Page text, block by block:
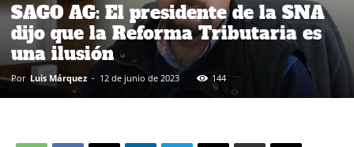
SAGO AG: El presidente de la SNA
dijo que la Reforma Tributaria es
una ilusión
Por Luis Márquez - 12 de junio de 2023 144